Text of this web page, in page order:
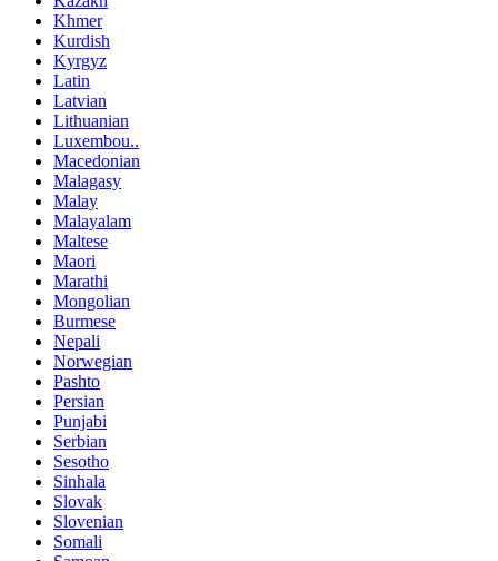
Khmer
Kurdish
Kyrgyz
Latin
Latvian
Lithuanian
Luxembou..
Macedonian
Malagasy
Malay
Malayalam
Maltese
Maori
Marathi
Mongolian
Burmese
Nepali
Norwegian
Pashto
Persian
Punjabi
Serbian
Sesotho
Sinhala
Slovak
Slovenian
Somali